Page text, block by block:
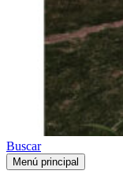
Buscar
Menú principal